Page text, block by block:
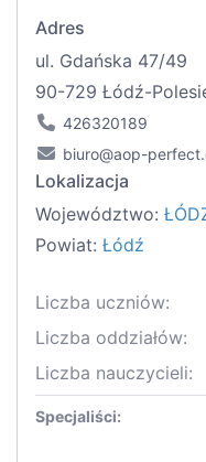
Adres
ul. Gdańska 47/49
90-729 Łódź-
426320189
biuro@aop-
Lokalizacja
Województwo:
Powiat: Łódź
Liczba uczniów:
Liczba oddziałów:
Liczba nauczycieli:
Specjaliści: